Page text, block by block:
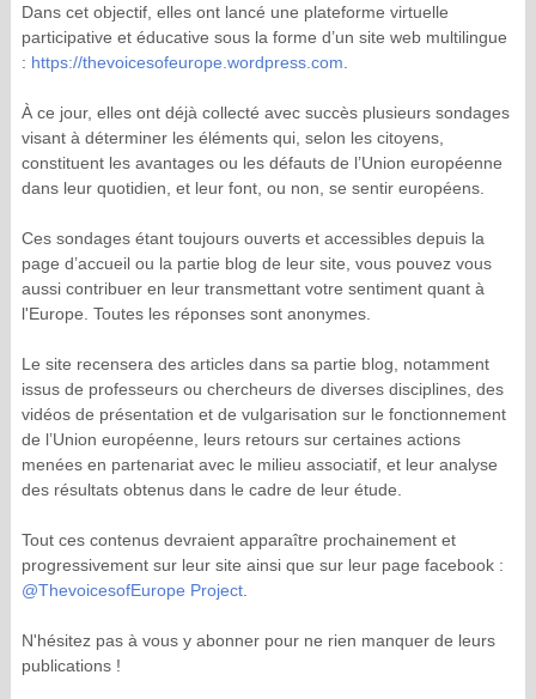
Dans cet objectif, elles ont lancé une plateforme virtuelle
participative et éducative sous la forme d’un site web multilingue
: https://thevoicesofeurope.wordpress.com
À ce jour, elles ont déjà collecté avec succès plusieurs sondages
visant à déterminer les éléments qui, selon les citoyens,
constituent les avantages ou les défauts de l’Union européenne
dans leur quotidien, et leur font, ou non, se sentir européens.
Ces sondages étant toujours ouverts et accessibles depuis la
page d’accueil ou la partie blog de leur site, vous pouvez vous
aussi contribuer en leur transmettant votre sentiment quant à
l'Europe. Toutes les réponses sont anonymes.
Le site recensera des articles dans sa partie blog, notamment
issus de professeurs ou chercheurs de diverses disciplines, des
vidéos de présentation et de vulgarisation sur le fonctionnement
de l’Union européenne, leurs retours sur certaines actions
menées en partenariat avec le milieu associatif, et leur analyse
des résultats obtenus dans le cadre de leur étude.
Tout ces contenus devraient apparaître prochainement et
progressivement sur leur site ainsi que sur leur page facebook :
@ThevoicesofEurope Project.
N'hésitez pas à vous y abonner pour ne rien manquer de leurs
publications !